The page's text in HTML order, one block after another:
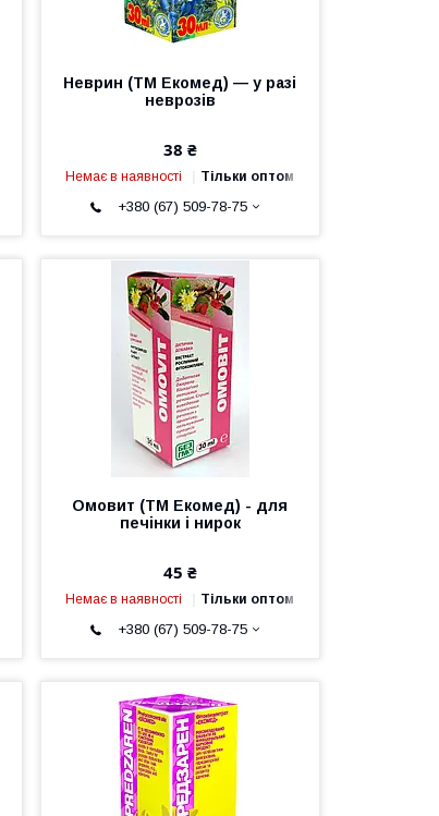
Неврин (ТМ Екомед) — у разі
неврозів
38 ₴
Немає в наявності Тільки оптом
+380 (67) 509-78-75
Омовит (ТМ Екомед) - для
печінки і нирок
45 ₴
Немає в наявності Тільки оптом
+380 (67) 509-78-75